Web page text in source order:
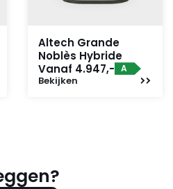
Altech Grande
Noblès Hybride
Vanaf 4.947,- A
Bekijken